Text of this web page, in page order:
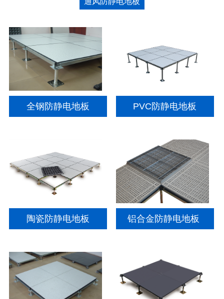
全钢防静电地板 PVC防静电地板
陶瓷防静电地板 铝合金防静电地板